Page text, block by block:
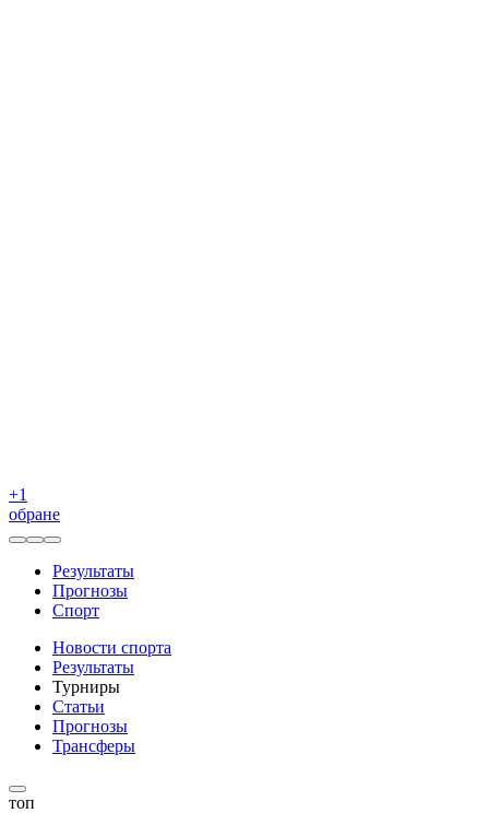
+1
обране
Результаты
Прогнозы
Спорт
Новости спорта
Результаты
Турниры
Статьи
Прогнозы
Трансферы
топ